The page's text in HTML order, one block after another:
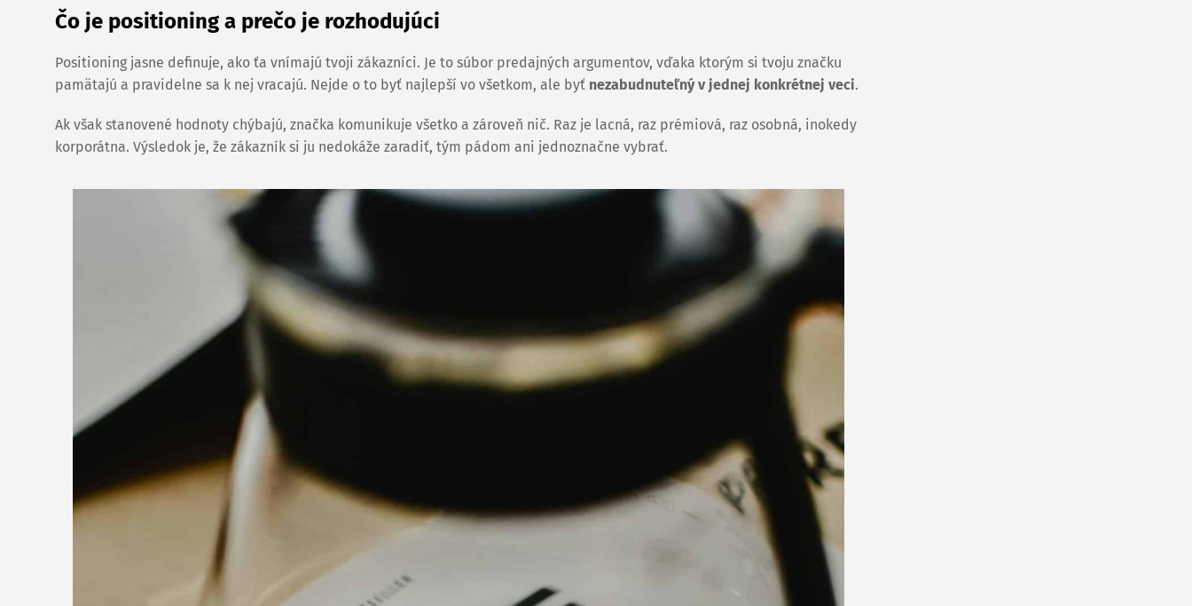
Čo je positioning a prečo je rozhodujúci
Positioning jasne definuje, ako ťa vnímajú tvoji zákazníci. Je to súbor predajných argumentov, vďaka ktorým si tvoju značku
pamätajú a pravidelne sa k nej vracajú. Nejde o to byť najlepší vo všetkom, ale byť nezabudnuteľný v jednej konkrétnej veci.
Ak však stanovené hodnoty chýbajú, značka komunikuje všetko a zároveň nič. Raz je lacná, raz prémiová, raz osobná, inokedy
korporátna. Výsledok je, že zákazník si ju nedokáže zaradiť, tým pádom ani jednoznačne vybrať.